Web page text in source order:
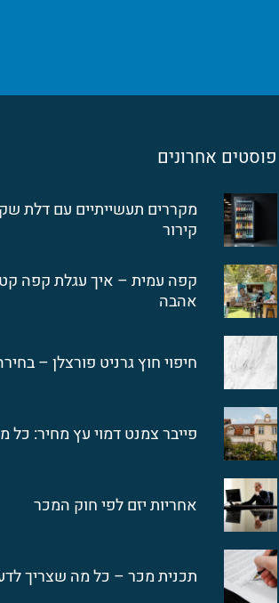
פוסטים אחרונים
מקררים תעשייתיים עם דלת
קירור
קפה עמית – איך עגלת קפה
אהבה
חיפוי חוץ גרניט פורצלן –
פייבר צמנט דמוי עץ מחיר:
אחריות יזם לפי חוק המכר
תכנית מכר – כל מה שצריך